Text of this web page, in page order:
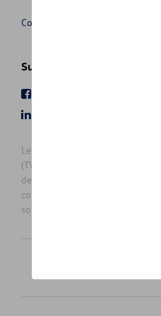
Conditions de vente
Suivez nous
Les prix affichés sur le présent
(TVAc), hors éventuels frais de
de vente actuel et les éventuels
contacter votre concessionnaire/
sont sujets à des changements